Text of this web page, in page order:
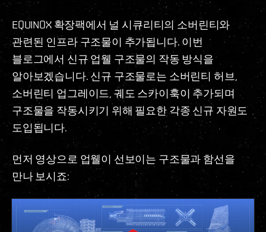
EQUINOX 확장팩에서 널 시큐리티의 소버린티와
관련된 인프라 구조물이 추가됩니다. 이번
블로그에서 신규 업웰 구조물의 작동 방식을
알아보겠습니다. 신규 구조물로는 소버린티 허브,
소버린티 업그레이드, 궤도 스카이훅이 추가되며
구조물을 작동시키기 위해 필요한 각종 신규 자원도
도입됩니다.
먼저 영상으로 업웰이 선보이는 구조물과 함선을
만나 보시죠: